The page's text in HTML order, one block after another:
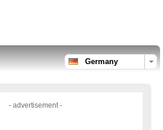
Germany
- advertisement -